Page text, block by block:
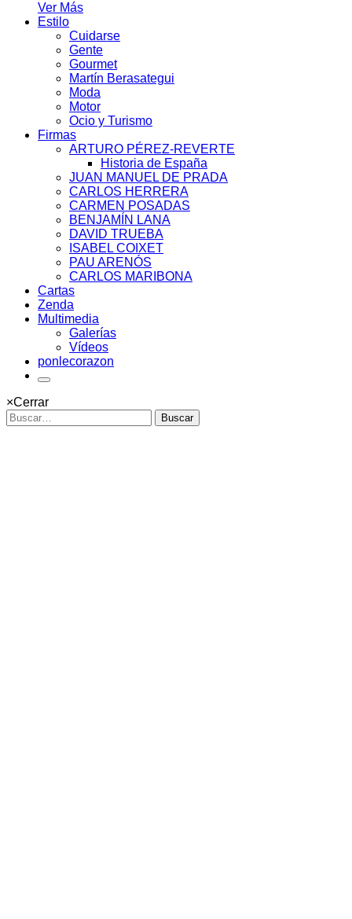
Ver Más
Estilo
Cuidarse
Gente
Gourmet
Martín Berasategui
Moda
Motor
Ocio y Turismo
Firmas
ARTURO PÉREZ-REVERTE
Historia de España
JUAN MANUEL DE PRADA
CARLOS HERRERA
CARMEN POSADAS
BENJAMÍN LANA
DAVID TRUEBA
ISABEL COIXET
PAU ARENÓS
CARLOS MARIBONA
Cartas
Zenda
Multimedia
Galerías
Vídeos
ponlecorazon
×Cerrar
Buscar